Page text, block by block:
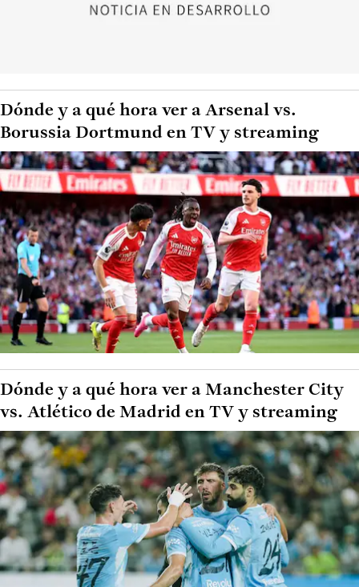
Dónde y a qué hora ver a Arsenal vs.
Borussia Dortmund en TV y streaming
Dónde y a qué hora ver a Manchester City
vs. Atlético de Madrid en TV y streaming